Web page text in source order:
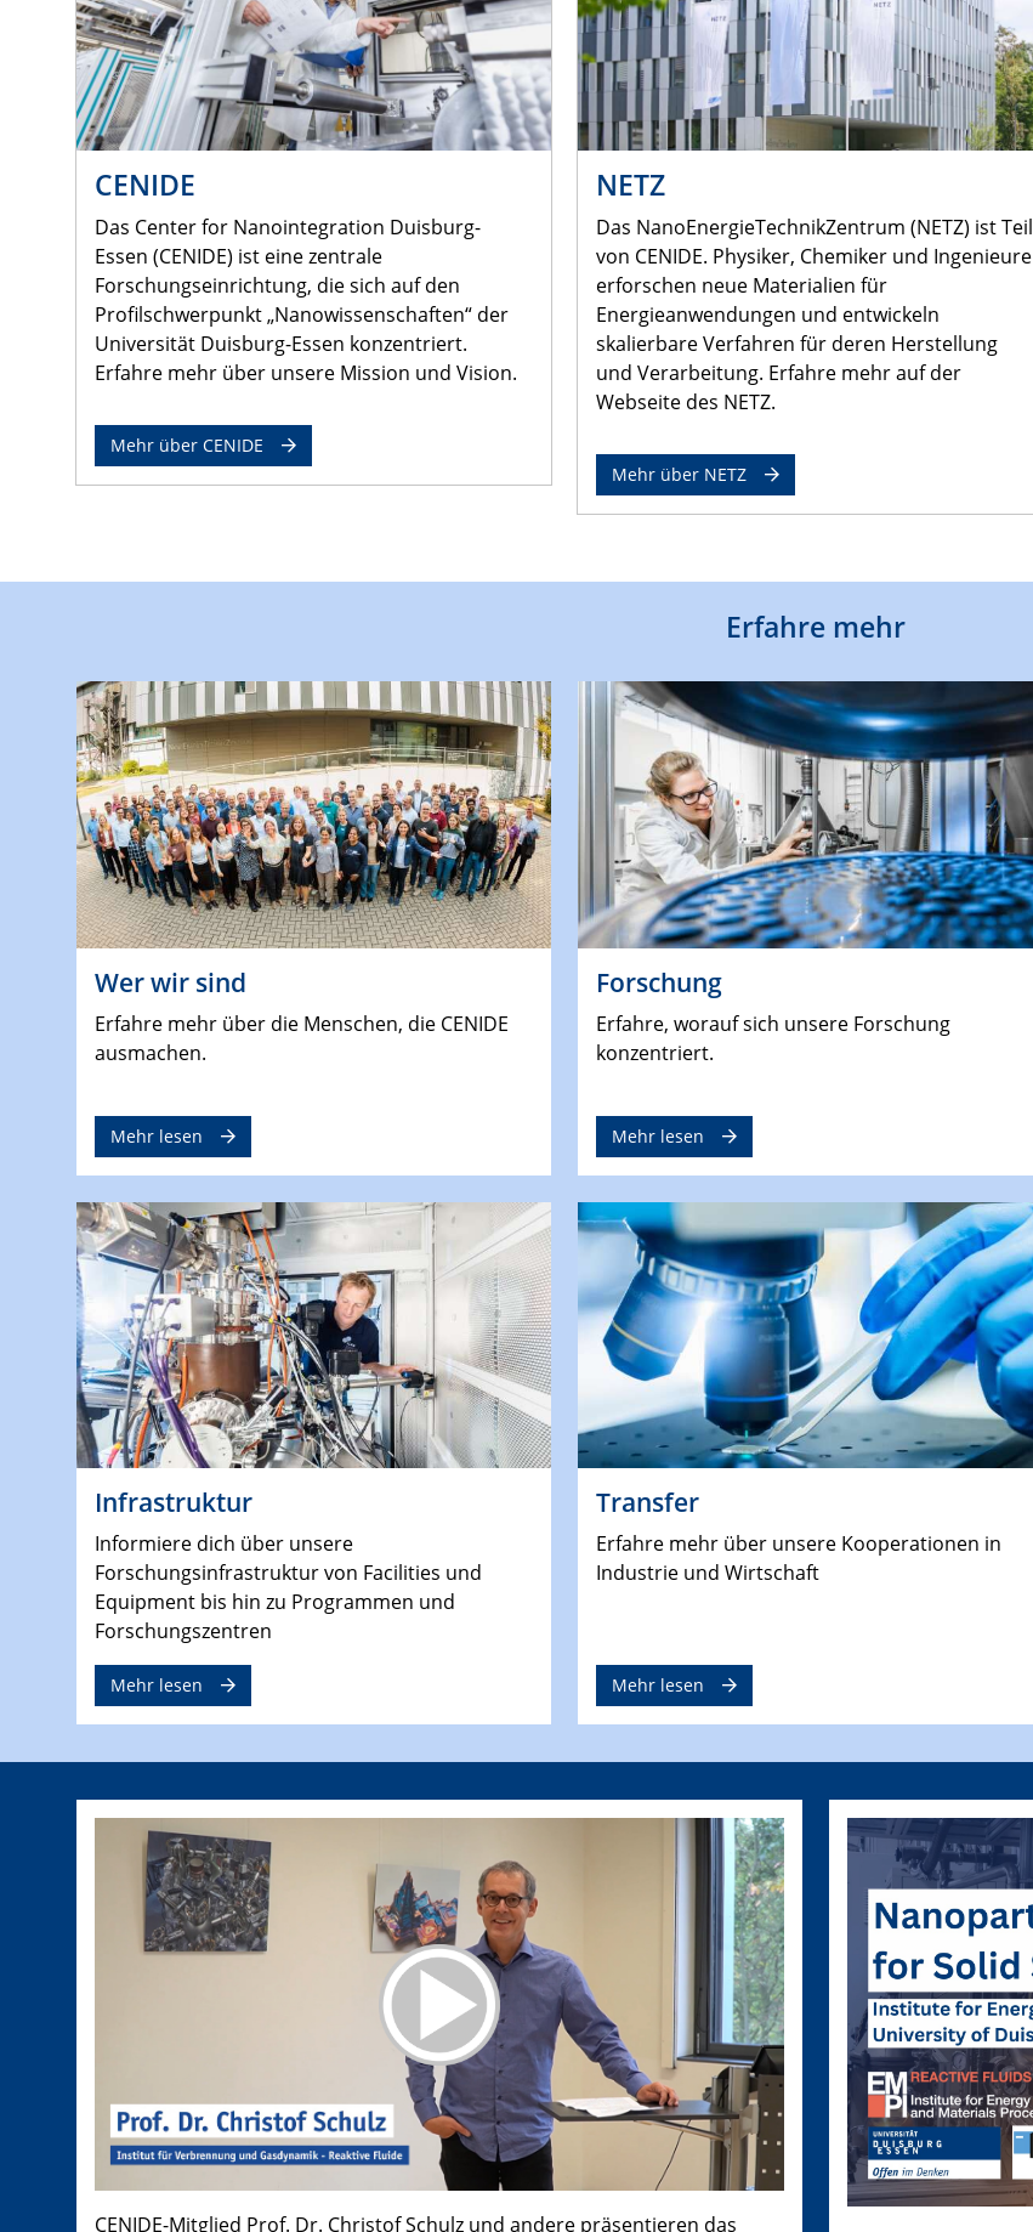
CENIDE
Das Center for Nanointegration Duisburg-
Essen (CENIDE) ist eine zentrale
Forschungseinrichtung, die sich auf den
Profilschwerpunkt „Nanowissenschaften“ der
Universität Duisburg-Essen konzentriert.
Erfahre mehr über unsere Mission und Vision.
Mehr über CENIDE
NETZ
Das NanoEnergieTechnikZentrum (NETZ) ist Teil
von CENIDE. Physiker, Chemiker und Ingenieure
erforschen neue Materialien für
Energieanwendungen und entwickeln
skalierbare Verfahren für deren Herstellung
und Verarbeitung. Erfahre mehr auf der
Webseite des NETZ.
Mehr über NETZ
Erfahre mehr
Wer wir sind
Erfahre mehr über die Menschen, die CENIDE
ausmachen.
Mehr lesen
Forschung
Erfahre, worauf sich unsere Forschung
konzentriert.
Mehr lesen
Infrastruktur
Informiere dich über unsere
Forschungsinfrastruktur von Facilities und
Equipment bis hin zu Programmen und
Forschungszentren
Mehr lesen
Transfer
Erfahre mehr über unsere Kooperationen in
Industrie und Wirtschaft
Mehr lesen
CENIDE-Mitglied Prof. Dr. Christof Schulz und andere präsentieren das